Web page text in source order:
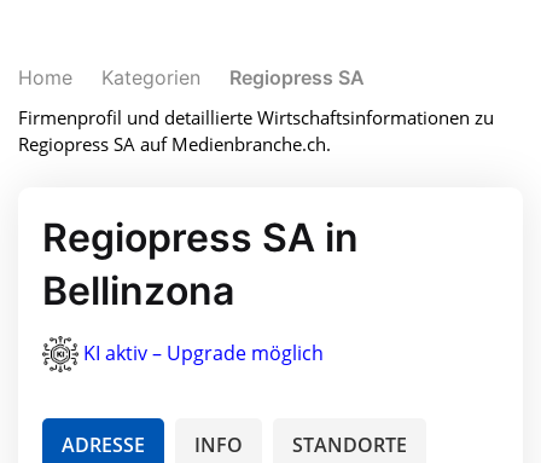
Home Kategorien
Regiopress SA
Firmenprofil und detaillierte Wirtschaftsinformationen zu
Regiopress SA auf Medienbranche.ch.
Regiopress SA in
Bellinzona
KI aktiv – Upgrade möglich
ADRESSE INFO STANDORTE